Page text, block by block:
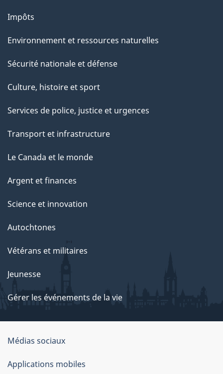
Impôts
Environnement et ressources naturelles
Sécurité nationale et défense
Culture, histoire et sport
Services de police, justice et urgences
Transport et infrastructure
Le Canada et le monde
Argent et finances
Science et innovation
Autochtones
Vétérans et militaires
Jeunesse
Gérer les événements de la vie
Organisation
du
Médias sociaux
Applications mobiles